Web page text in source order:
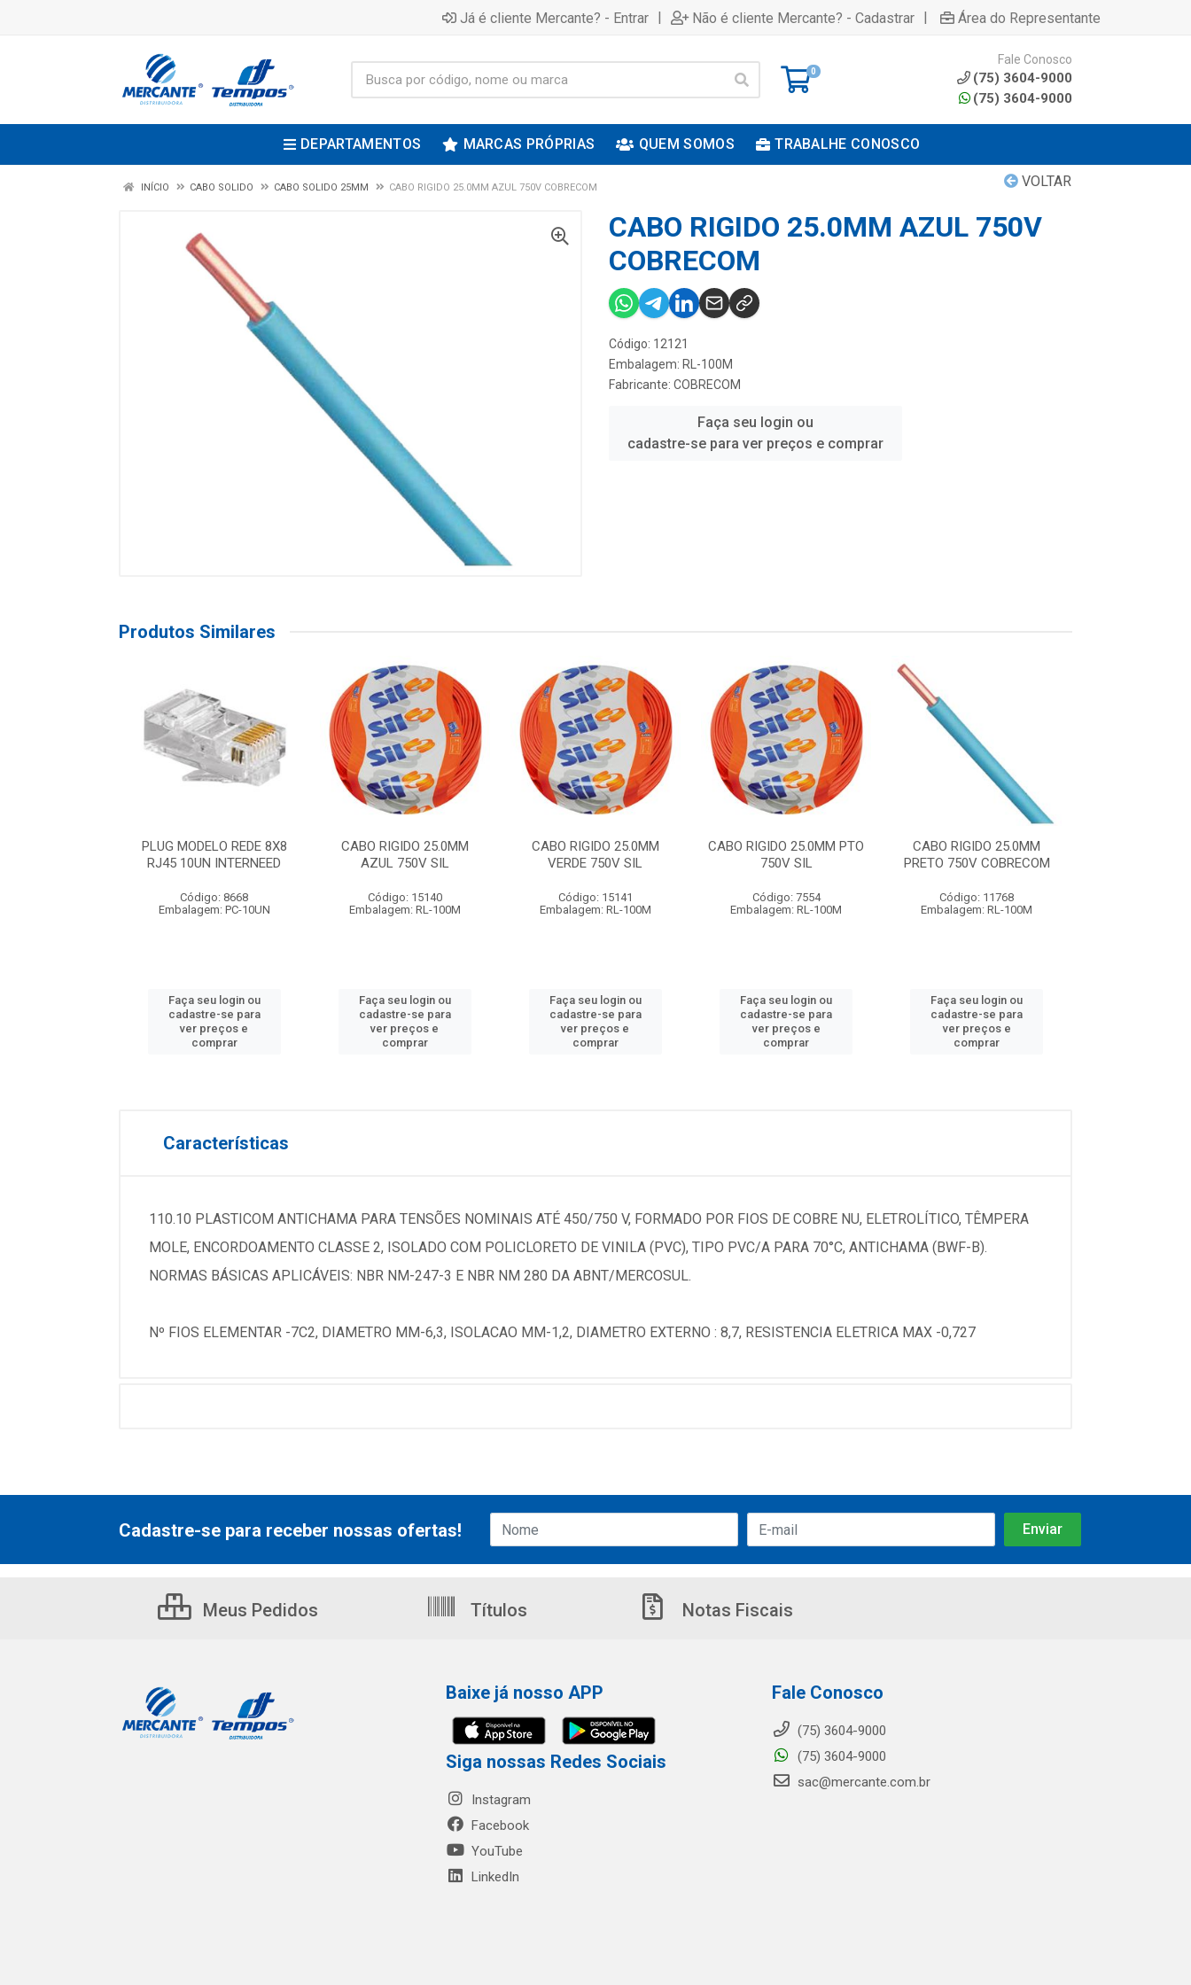
Já é cliente Mercante? - Entrar | Não é cliente Mercante? - Cadastrar | Área do Representante
0
Fale Conosco
(75) 3604-9000
(75) 3604-9000
DEPARTAMENTOS MARCAS PRÓPRIAS QUEM SOMOS TRABALHE CONOSCO
VOLTAR
INÍCIO CABO SOLIDO CABO SOLIDO 25MM CABO RIGIDO 25.0MM AZUL 750V COBRECOM
CABO RIGIDO 25.0MM AZUL 750V
COBRECOM
Código: 12121
Embalagem: RL-100M
Fabricante: COBRECOM
Faça seu login ou
cadastre-se para ver preços e comprar
Produtos Similares
PLUG MODELO REDE 8X8
RJ45 10UN INTERNEED
Código: 8668
Embalagem: PC-10UN
Faça seu login ou
cadastre-se para
ver preços e
comprar
CABO RIGIDO 25.0MM
AZUL 750V SIL
Código: 15140
Embalagem: RL-100M
Faça seu login ou
cadastre-se para
ver preços e
comprar
CABO RIGIDO 25.0MM
VERDE 750V SIL
Código: 15141
Embalagem: RL-100M
Faça seu login ou
cadastre-se para
ver preços e
comprar
CABO RIGIDO 25.0MM PTO
750V SIL
Código: 7554
Embalagem: RL-100M
Faça seu login ou
cadastre-se para
ver preços e
comprar
CABO RIGIDO 25.0MM
PRETO 750V COBRECOM
Código: 11768
Embalagem: RL-100M
Faça seu login ou
cadastre-se para
ver preços e
comprar
Características
110.10 PLASTICOM ANTICHAMA PARA TENSÕES NOMINAIS ATÉ 450/750 V, FORMADO POR FIOS DE COBRE NU, ELETROLÍTICO, TÊMPERA
MOLE, ENCORDOAMENTO CLASSE 2, ISOLADO COM POLICLORETO DE VINILA (PVC), TIPO PVC/A PARA 70°C, ANTICHAMA (BWF-B).
NORMAS BÁSICAS APLICÁVEIS: NBR NM-247-3 E NBR NM 280 DA ABNT/MERCOSUL.
Nº FIOS ELEMENTAR -7C2, DIAMETRO MM-6,3, ISOLACAO MM-1,2, DIAMETRO EXTERNO : 8,7, RESISTENCIA ELETRICA MAX -0,727
Cadastre-se para receber nossas ofertas!
Meus Pedidos Títulos Notas Fiscais
Baixe já nosso APP
Siga nossas Redes Sociais
Instagram
Facebook
YouTube
LinkedIn
Fale Conosco
(75) 3604-9000
(75) 3604-9000
sac@mercante.com.br